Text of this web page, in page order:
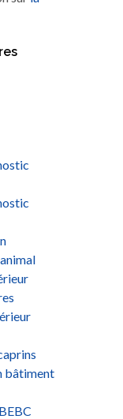
bâtiment